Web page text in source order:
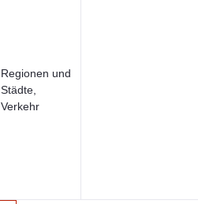
Regionen und
Städte,
Verkehr